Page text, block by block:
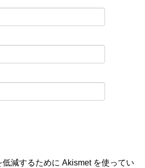
減するために Akismet を使ってい